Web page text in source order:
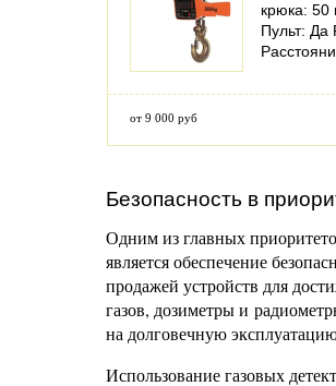
крюка: 50
Пульт: Да
от 9 000 руб
Безопасность в
Одним из главных
является обеспечение
продажей устройств для
газов, дозиметры и
на долговечную
Использование газовых